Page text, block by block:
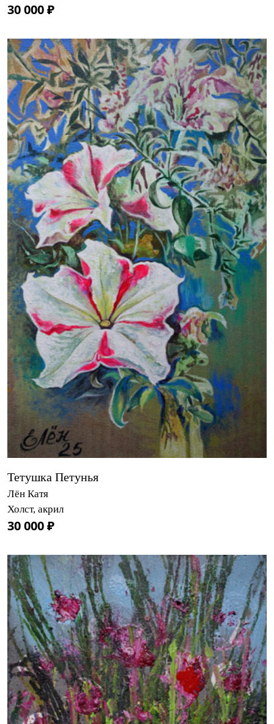
30 000 ₽
Тетушка Петунья
Лён Катя
Холст, акрил
30 000 ₽